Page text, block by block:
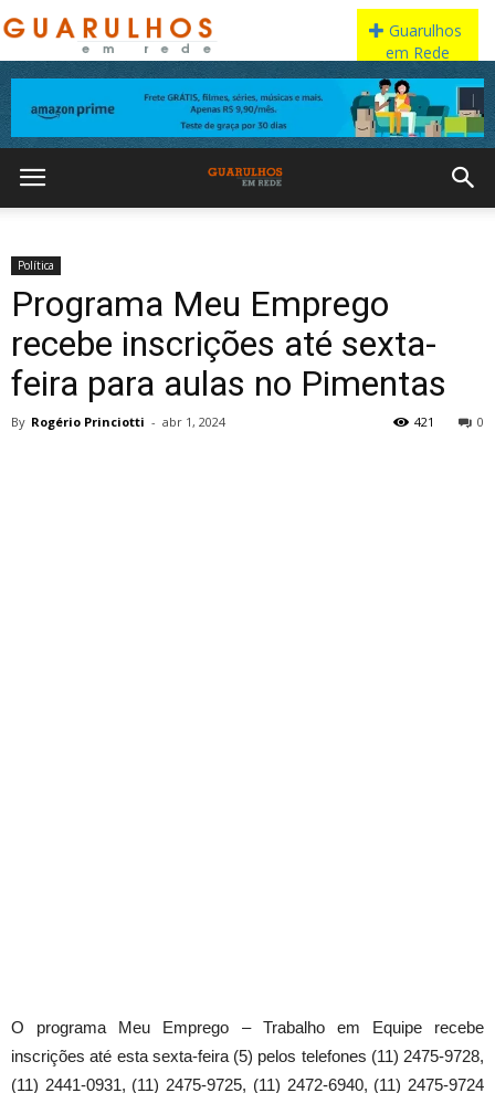
Política
Programa Meu Emprego
recebe inscrições até sexta-
feira para aulas no Pimentas
By Rogério Princiotti - abr 1, 2024 0
421
O programa Meu Emprego – Trabalho em Equipe recebe
inscrições até esta sexta-feira (5) pelos telefones (11) 2475-9728,
(11) 2441-0931, (11) 2475-9725, (11) 2472-6940, (11) 2475-9724